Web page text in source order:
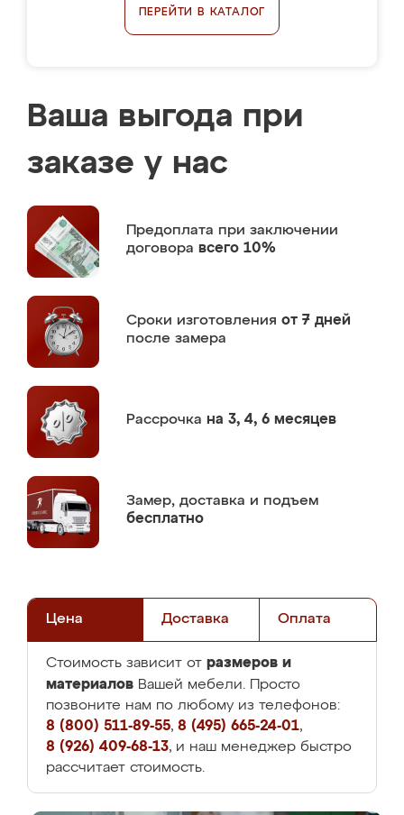
ПЕРЕЙТИ В КАТАЛОГ
Ваша выгода при
заказе у нас
Предоплата при заключении
договора всего 10%
Сроки изготовления от 7 дней
после замера
Рассрочка на 3, 4, 6 месяцев
Замер, доставка и подъем
бесплатно
Цена Доставка Оплата
Стоимость зависит от размеров и
материалов Вашей мебели. Просто
позвоните нам по любому из телефонов:
8 (800) 511-89-55, 8 (495) 665-24-01,
8 (926) 409-68-13, и наш менеджер быстро
рассчитает стоимость.